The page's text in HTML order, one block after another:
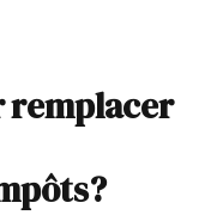
remplacer